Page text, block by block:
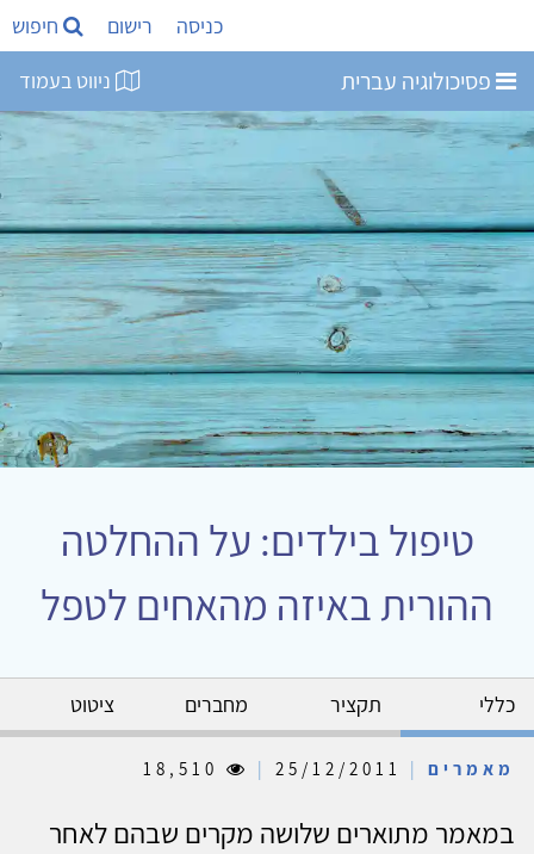
כניסה רישום חיפוש
פסיכולוגיה עברית ניווט בעמוד
טיפול בילדים: על ההחלטה
ההורית באיזה מהאחים לטפל
כללי תקציר מחברים ציטוט
מאמרים |
|
במאמר מתוארים שלושה מקרים שבהם לאחר